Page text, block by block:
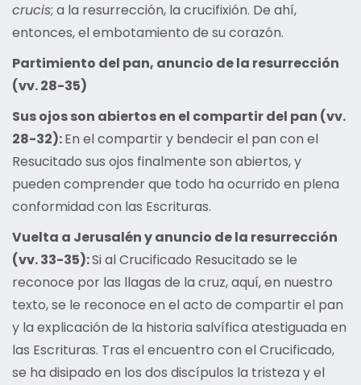
crucis; a la resurrección, la crucifixión. De ahí,
entonces, el embotamiento de su corazón.
Partimiento del pan, anuncio de la resurrección
(vv. 28-35)
Sus ojos son abiertos en el compartir del pan (vv.
28-32):En el compartir y bendecir el pan con el
Resucitado sus ojos finalmente son abiertos, y
pueden comprender que todo ha ocurrido en plena
conformidad con las Escrituras.
Vuelta a Jerusalén y anuncio de la resurrección
(vv. 33-35):Si al Crucificado Resucitado se le
reconoce por las llagas de la cruz, aquí, en nuestro
texto, se le reconoce en el acto de compartir el pan
y la explicación de la historia salvífica atestiguada en
las Escrituras. Tras el encuentro con el Crucificado,
se ha disipado en los dos discípulos la tristeza y el